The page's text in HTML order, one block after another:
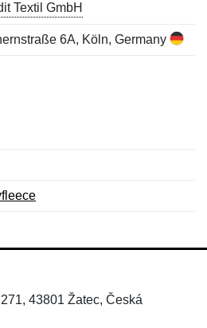
Textil GmbH
6A, Köln, Germany
43801 Žatec, Česká